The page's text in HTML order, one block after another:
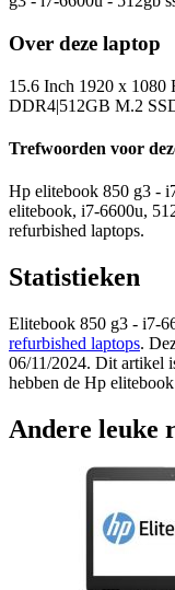
Over deze laptop
15.6 Inch 1920 x 1080
DDR4|512GB M.2
Trefwoorden voor
Hp elitebook 850 g3 -
elitebook, i7-6600u,
refurbished laptops.
Statistieken
Elitebook 850 g3 - i7-
refurbished laptops.
06/11/2024. Dit artikel
hebben de Hp
Andere leuke